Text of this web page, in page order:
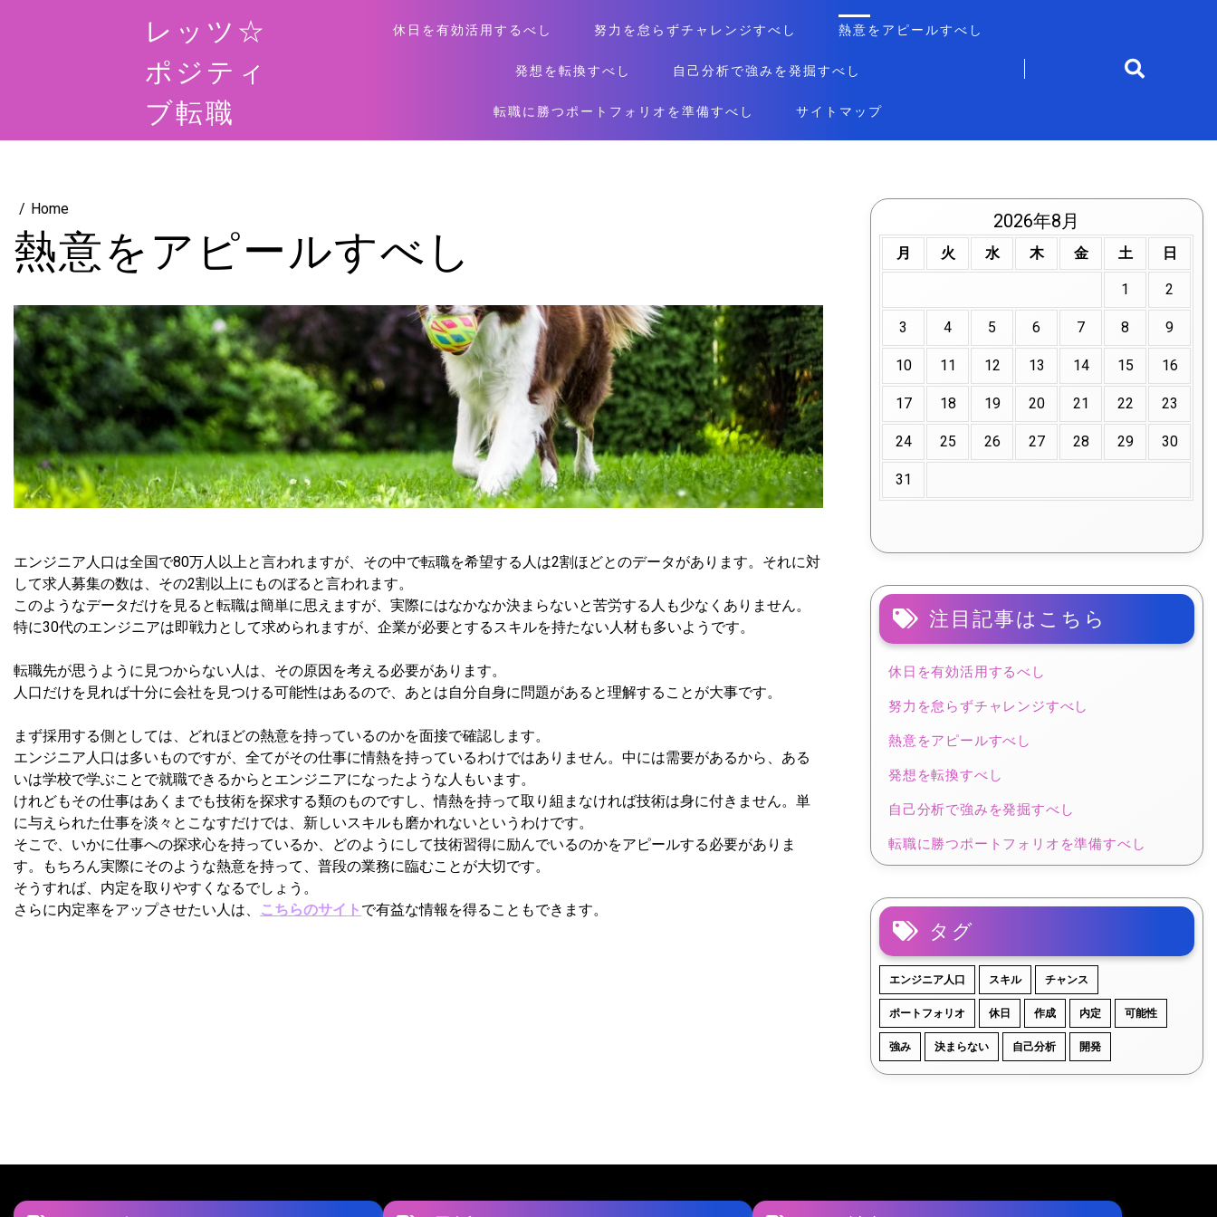
レッツ☆
ポジティ
ブ転職
休日を有効活用するべし 努力を怠らずチャレンジすべし 熱意をアピールすべし
発想を転換すべし 自己分析で強みを発掘すべし
転職に勝つポートフォリオを準備すべし サイトマップ
Home
熱意をアピールすべし
エンジニア人口は全国で80万人以上と言われますが、その中で転職を希望する人は2割ほどとのデータがあります。それに対
して求人募集の数は、その2割以上にものぼると言われます。
このようなデータだけを見ると転職は簡単に思えますが、実際にはなかなか決まらないと苦労する人も少なくありません。
特に30代のエンジニアは即戦力として求められますが、企業が必要とするスキルを持たない人材も多いようです。
転職先が思うように見つからない人は、その原因を考える必要があります。
人口だけを見れば十分に会社を見つける可能性はあるので、あとは自分自身に問題があると理解することが大事です。
まず採用する側としては、どれほどの熱意を持っているのかを面接で確認します。
エンジニア人口は多いものですが、全てがその仕事に情熱を持っているわけではありません。中には需要があるから、ある
いは学校で学ぶことで就職できるからとエンジニアになったような人もいます。
けれどもその仕事はあくまでも技術を探求する類のものですし、情熱を持って取り組まなければ技術は身に付きません。単
に与えられた仕事を淡々とこなすだけでは、新しいスキルも磨かれないというわけです。
そこで、いかに仕事への探求心を持っているか、どのようにして技術習得に励んでいるのかをアピールする必要がありま
す。もちろん実際にそのような熱意を持って、普段の業務に臨むことが大切です。
そうすれば、内定を取りやすくなるでしょう。
さらに内定率をアップさせたい人は、
こちらのサイト で有益な情報を得ることもできます。
2026年8月
月 火 水 木 金 土 日
1 2
3 4 5 6 7 8 9
10 11 12 13 14 15 16
17 18 19 20 21 22 23
24 25 26 27 28 29 30
31
注目記事はこちら
休日を有効活用するべし
努力を怠らずチャレンジすべし
熱意をアピールすべし
発想を転換すべし
自己分析で強みを発掘すべし
転職に勝つポートフォリオを準備すべし
タグ
エンジニア人口 スキル チャンス
ポートフォリオ 休日 作成 内定 可能性
強み 決まらない 自己分析 開発